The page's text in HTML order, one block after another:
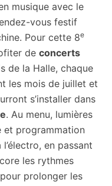
musique avec le
vous festif
Pour cette 8e
de concerts
de la Halle, chaque
les mois de juillet et
s’installer dans
. Au menu, lumières
et programmation
en passant
les rythmes
prolonger les